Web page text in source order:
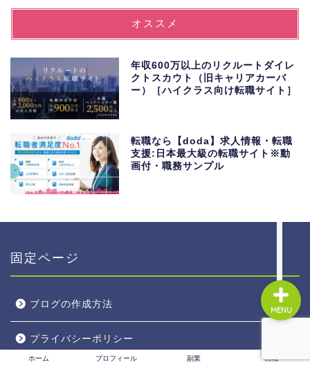
オススメ
年収600万以上のリクルートダイレ
クトスカウト（旧キャリアカーバ
ー）［ハイクラス向け転職サイト］
転職なら【doda】求人情報・転職
支援:日本最大級の転職サイト※動
画付・職務サンプル
固定ページ
ブログの作成方法
プライバシーポリシー
ホーム プロフィール 副業 転職
MENU
プロフィール